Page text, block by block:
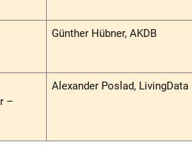
Günther Hübner, AKDB
–
Alexander Poslad, LivingData